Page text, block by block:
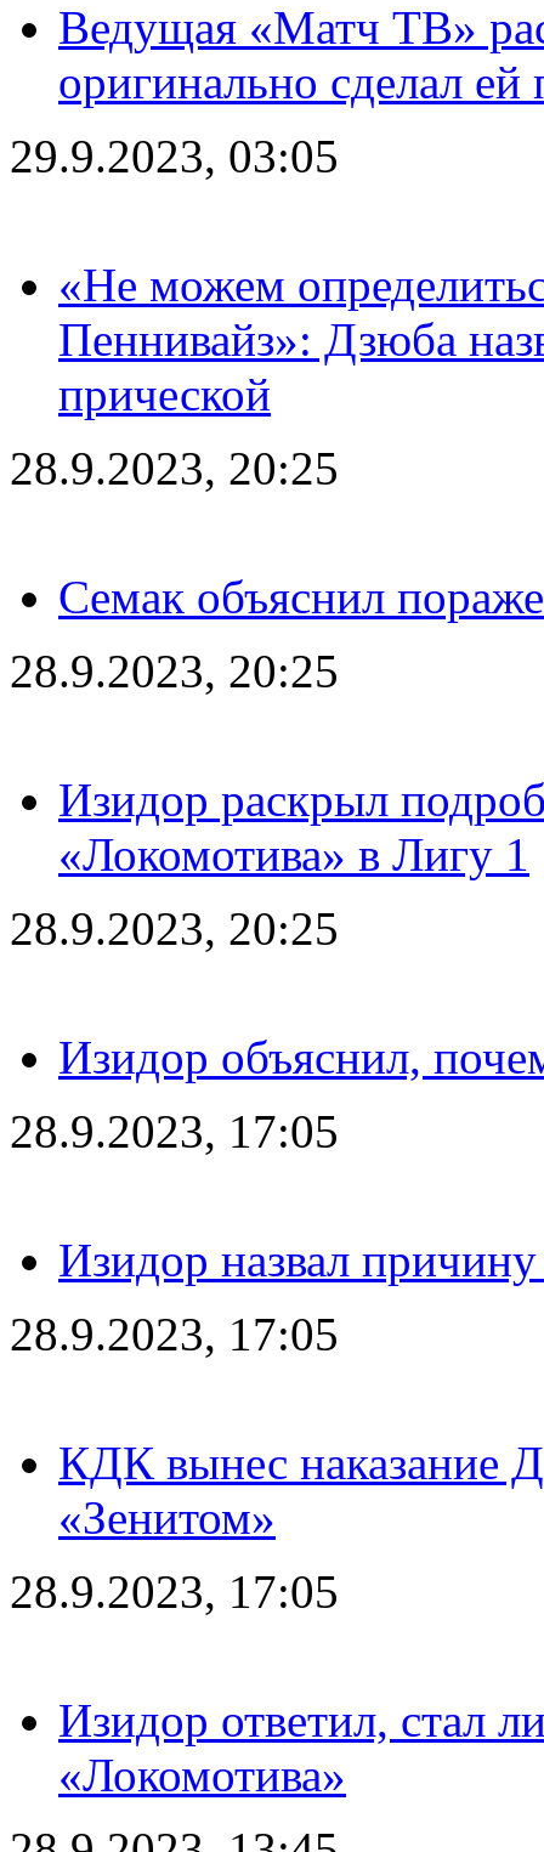
Ведущая «Матч ТВ»
оригинально сделал ей
29.9.2023, 03:05
«Не можем
Пеннивайз»: Дзюба
прической
28.9.2023, 20:25
Семак объяснил
28.9.2023, 20:25
Изидор раскрыл
«Локомотива» в Лигу 1
28.9.2023, 20:25
Изидор объяснил,
28.9.2023, 17:05
Изидор назвал
28.9.2023, 17:05
КДК вынес наказание
«Зенитом»
28.9.2023, 17:05
Изидор ответил, стал
«Локомотива»